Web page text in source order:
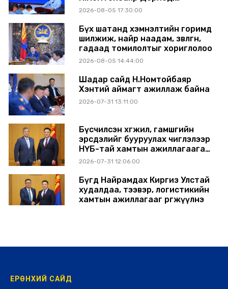
Сүхбаатар аймагт ажиллав
2026-08-05 17:30:00
Бүх шатанд хэмнэлтийн горимд
шилжиж, найр наадам, зөвлөгөөн,
гадаад томилолтыг хориглолоо
2026-08-05 14:44:00
Шадар сайд Н.Номтойбаяр
Хэнтий аймагт ажиллаж байна
2026-07-31 13:11:00
Бүсчилсэн хөгжил, гамшгийн
эрсдэлийг бууруулах чиглэлээр
НҮБ-тай хамтын ажиллагаагаа
өргөжүүлэхээр санал солилцлоо
2026-07-31 12:06:00
Бүгд Найрамдах Киргиз Улстай
худалдаа, тээвэр, логистикийн
хамтын ажиллагааг өргөжүүлнэ
ЕРӨНХИЙ САЙД